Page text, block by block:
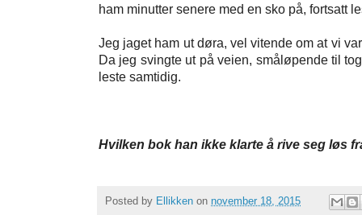
ham minutter senere med en sko på, fortsatt
Jeg jaget ham ut døra, vel vitende om at vi
Da jeg svingte ut på veien, småløpende til
leste samtidig.
Hvilken bok han ikke klarte å rive seg løs
Posted by Ellikken on november 18, 2015